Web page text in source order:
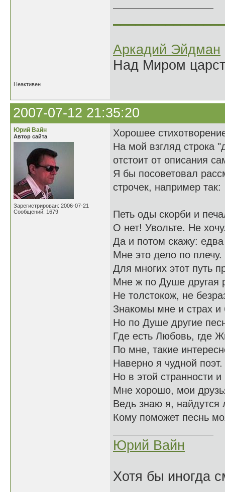
Аркадий Эйдман
Над Миром
Неактивен
2007-07-12 21:35:20
Юрий Вайн
Автор сайта
Зарегистрирован: 2006-07-21
Сообщений: 1679
Хорошее
На мой взгляд строка
отстоит от описания
Я бы посоветовал
строчек, например так:
Петь оды скорби и
О нет! Увольте. Не
Да и потом скажу:
Мне это дело по плечу.
Для многих этот путь
Мне ж по Душе другая
Не толстокож, не
Знакомы мне и страх и
Но по Душе другие
Где есть Любовь, где
По мне, такие
Наверно я чудной поэт.
Но в этой странности и
Мне хорошо, мои
Ведь знаю я, найдутся
Кому поможет песнь
Юрий Вайн
Хотя бы иногда